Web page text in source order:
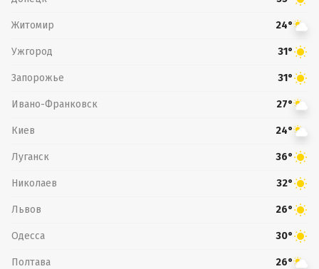
Житомир 24°
Ужгород 31°
Запорожье 31°
Ивано-Франковск 27°
Киев 24°
Луганск 36°
Николаев 32°
Львов 26°
Одесса 30°
Полтава 26°